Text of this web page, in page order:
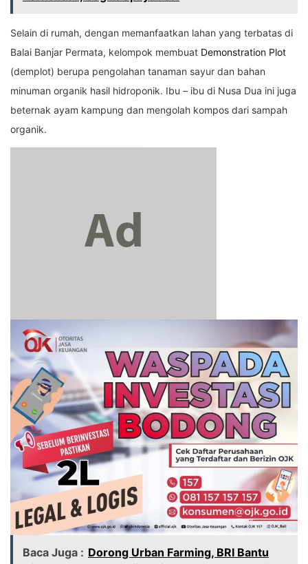
Selain di rumah, dengan memanfaatkan lahan yang terbatas di
Balai Banjar Permata, kelompok membuat Demonstration Plot
(demplot) berupa pengolahan tanaman sayur dan bahan
minuman organik hasil hidroponik. Ibu – ibu di Nusa Dua ini juga
beternak ayam kampung dan mengolah kompos dari sampah
organik.
Baca Juga : Dorong Urban Farming, BRI Bantu